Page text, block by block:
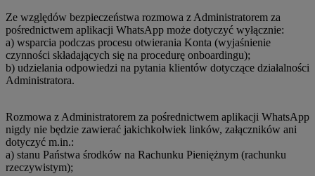
Ze względów bezpieczeństwa rozmowa z Administratorem za
pośrednictwem aplikacji WhatsApp może dotyczyć wyłącznie:
a) wsparcia podczas procesu otwierania Konta (wyjaśnienie
czynności składających się na procedurę onboardingu);
b) udzielania odpowiedzi na pytania klientów dotyczące działalności
Administratora.
Rozmowa z Administratorem za pośrednictwem aplikacji WhatsApp
nigdy nie będzie zawierać jakichkolwiek linków, załączników ani
dotyczyć m.in.:
a) stanu Państwa środków na Rachunku Pieniężnym (rachunku
rzeczywistym);